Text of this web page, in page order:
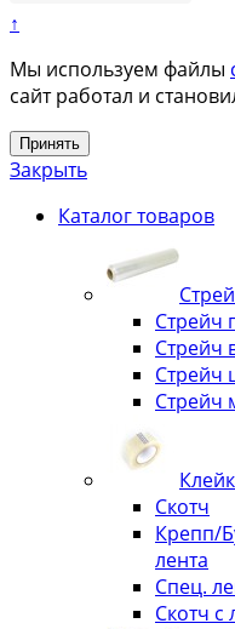
↑
Мы используем файлы
сайт работал и
Принять
Закрыть
Каталог товаров
Стрейч
Стрейч
Стрейч
Стрейч
Скотч
Крепп/
лента
Спец.
Скотч с